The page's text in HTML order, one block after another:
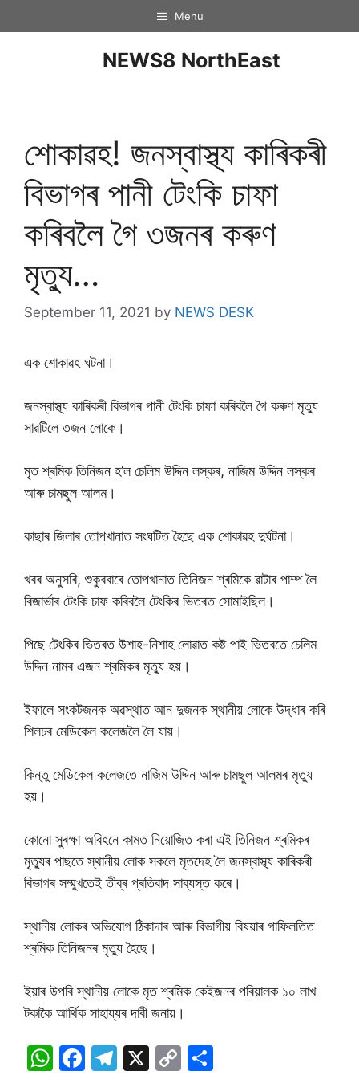
Menu
NEWS8 NorthEast
শোকাৱহ! জনস্বাস্থ্য কাৰিকৰী
বিভাগৰ পানী টেংকি চাফা
কৰিবলৈ গৈ ৩জনৰ কৰুণ
মৃত্যু…
September 11, 2021 by NEWS DESK
এক শোকাৱহ ঘটনা।
জনস্বাস্থ্য কাৰিকৰী বিভাগৰ পানী টেংকি চাফা কৰিবলৈ গৈ কৰুণ মৃত্যু
সাৱটিলে ৩জন লোকে।
মৃত শ্ৰমিক তিনিজন হ’ল চেলিম উদ্দিন লস্কৰ, নাজিম উদ্দিন লস্কৰ
আৰু চামছুল আলম।
কাছাৰ জিলাৰ তোপখানাত সংঘটিত হৈছে এক শোকাৱহ দুৰ্ঘটনা।
খবৰ অনুসৰি, শুকুৰবাৰে তোপখানাত তিনিজন শ্ৰমিকে ৱাটাৰ পাম্প লৈ
ৰিজার্ভাৰ টেংকি চাফ কৰিবলৈ টেংকিৰ ভিতৰত সোমাইছিল।
পিছে টেংকিৰ ভিতৰত উশাহ-নিশাহ লোৱাত কষ্ট পাই ভিতৰতে চেলিম
উদ্দিন নামৰ এজন শ্ৰমিকৰ মৃত্যু হয়।
ইফালে সংকটজনক অৱস্থাত আন দুজনক স্থানীয় লোকে উদ্ধাৰ কৰি
শিলচৰ মেডিকেল কলেজলৈ লৈ যায়।
কিন্তু মেডিকেল কলেজতে নাজিম উদ্দিন আৰু চামছুল আলমৰ মৃত্যু
হয়।
কোনো সুৰক্ষা অবিহনে কামত নিয়োজিত কৰা এই তিনিজন শ্ৰমিকৰ
মৃত্যুৰ পাছতে স্থানীয় লোক সকলে মৃতদেহ লৈ জনস্বাস্থ্য কাৰিকৰী
বিভাগৰ সম্মুখতেই তীব্ৰ প্ৰতিবাদ সাব্যস্ত কৰে।
স্থানীয় লোকৰ অভিযোগ ঠিকাদাৰ আৰু বিভাগীয় বিষয়াৰ গাফিলতিত
শ্ৰমিক তিনিজনৰ মৃত্যু হৈছে।
ইয়াৰ উপৰি স্থানীয় লোকে মৃত শ্ৰমিক কেইজনৰ পৰিয়ালক ১০ লাখ
টকাকৈ আৰ্থিক সাহায্যৰ দাবী জনায়।
W F
T
X
C